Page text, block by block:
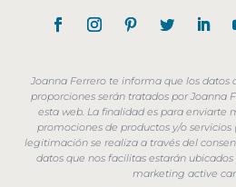
Joanna Ferrero te informa que los datos
proporciones serán tratados por Joanna
esta web. La finalidad es para enviarte
promociones de productos y/o
legitimación se realiza a través del
datos que nos facilitas estarán
marketing active